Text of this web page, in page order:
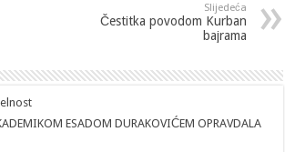
Slijedeća
Čestitka povodom Kurban
bajrama
ESADOM DURAKOVIĆEM OPRAVDALA